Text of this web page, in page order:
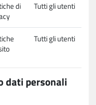
di
Tutti gli utenti
Tutti gli utenti
dati personali